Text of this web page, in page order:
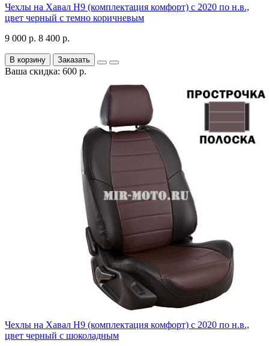
Чехлы на Хавал H9 (комплектация комфорт) с 2020 по н.в.,
цвет черный с темно коричневым
9 000 р. 8 400 р.
В корзину Заказать
Ваша скидка: 600 р.
Чехлы на Хавал H9 (комплектация комфорт) с 2020 по н.в.,
цвет черный с шоколадным